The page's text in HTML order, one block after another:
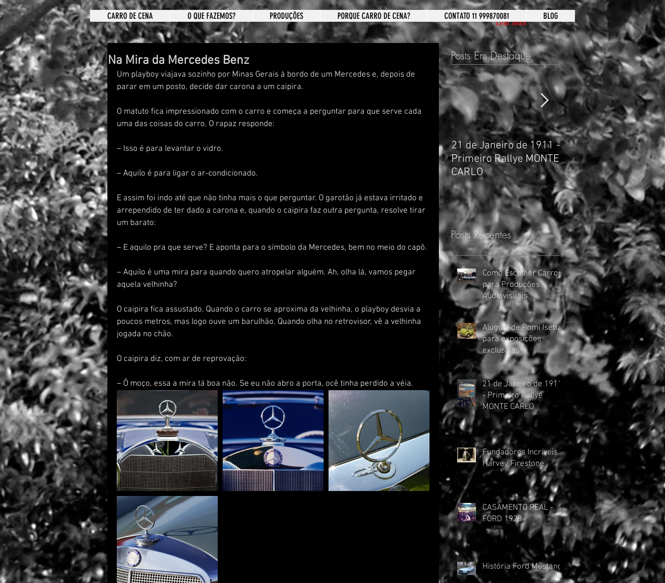
CARRO DE CENA O QUE FAZEMOS? PRODUÇÕES PORQUE CARRO DE CENA? CONTATO 11 999870081 BLOG
Leia Mais
Na Mira da Mercedes Benz
Um playboy viajava sozinho por Minas Gerais à bordo de um Mercedes e, depois de
parar em um posto, decide dar carona a um caipira.
O matuto fica impressionado com o carro e começa a perguntar para que serve cada
uma das coisas do carro. O rapaz responde:
– Isso é para levantar o vidro.
– Aquilo é para ligar o ar-condicionado.
E assim foi indo até que não tinha mais o que perguntar. O garotão já estava irritado e
arrependido de ter dado a carona e, quando o caipira faz outra pergunta, resolve tirar
um barato:
– E aquilo pra que serve? E aponta para o símbolo da Mercedes, bem no meio do capô.
– Aquilo é uma mira para quando quero atropelar alguém. Ah, olha lá, vamos pegar
aquela velhinha?
O caipira fica assustado. Quando o carro se aproxima da velhinha, o playboy desvia a
poucos metros, mas logo ouve um barulhão. Quando olha no retrovisor, vê a velhinha
jogada no chão.
O caipira diz, com ar de reprovação:
– Ô moço, essa a mira tá boa não. Se eu não abro a porta, ocê tinha perdido a véia.
Posts Em Destaque
21 de Janeiro de 1911 -
Primeiro Rallye MONTE
CARLO
Carros do Casamento
Príncipe Harry &
Meghan Markle
Posts Recentes
Como Escolher Carros
para Produções
Audiovisuais
Aluguel de Romi Isetta
para exposições
exclusivas
21 de Janeiro de 1911
- Primeiro Rallye
MONTE CARLO
Fundadores Incríveis -
Harvey Firestone
CASAMENTO REAL -
FORD 1928
História Ford Mustang